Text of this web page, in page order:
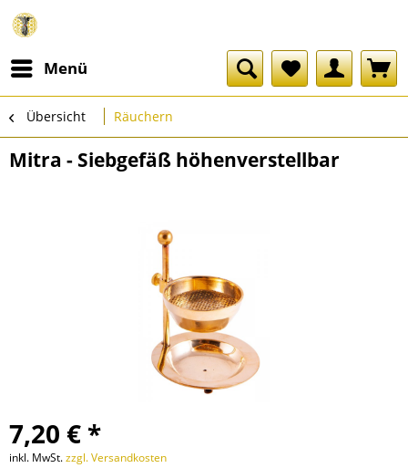
Menü
Übersicht Räuchern
Mitra - Siebgefäß höhenverstellbar
7,20 € *
inkl. MwSt.zzgl. Versandkosten